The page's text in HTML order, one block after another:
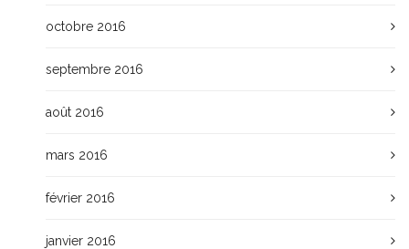
octobre 2016
septembre 2016
août 2016
mars 2016
février 2016
janvier 2016